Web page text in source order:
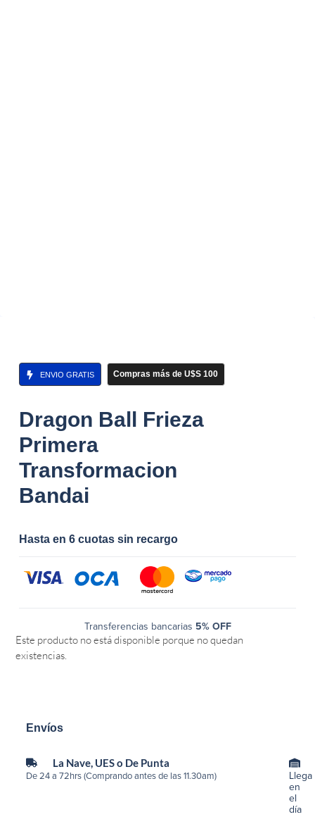
ENVIO GRATIS Compras más de U$S 100
Dragon Ball Frieza
Primera
Transformacion
Bandai
Hasta en 6 cuotas sin recargo
Transferencias bancarias 5% OFF
Este producto no está disponible porque no quedan
existencias.
Envíos
La Nave, UES o De Punta
De 24 a 72hrs (Comprando antes de las 11.30am)
Llega
en
el
día